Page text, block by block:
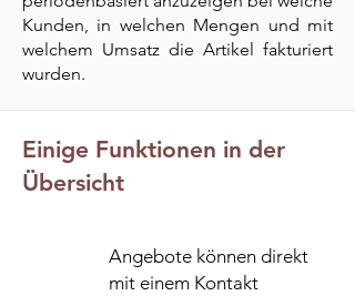
Kunden, in welchen Mengen und mit
welchem Umsatz die Artikel fakturiert
wurden.
Einige Funktionen in der
Übersicht
Angebote können direkt
mit einem Kontakt